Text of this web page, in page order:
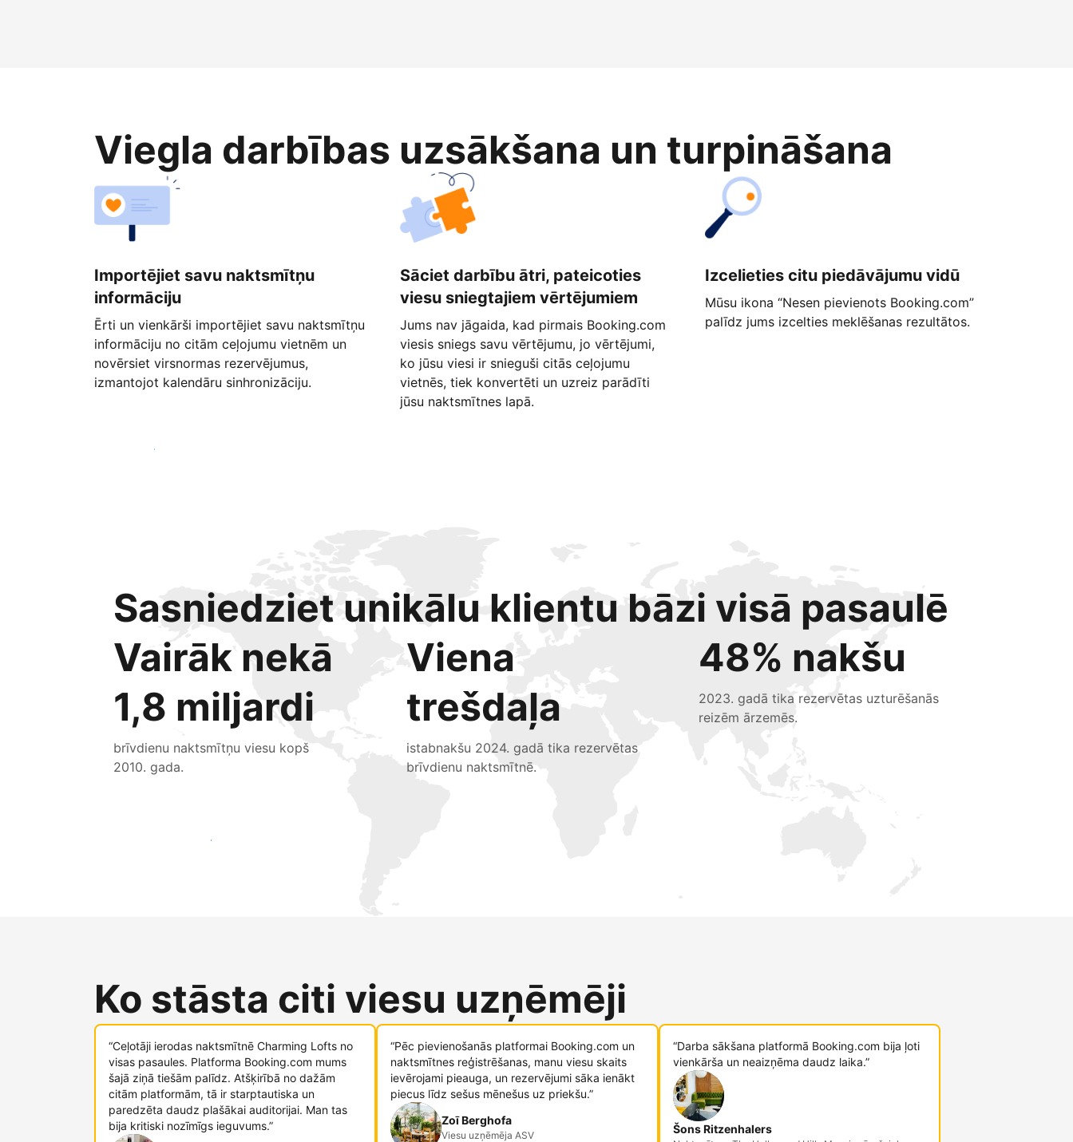
Viegla darbības uzsākšana un turpināšana
Importējiet savu naktsmītņu
informāciju
Ērti un vienkārši importējiet savu naktsmītņu
informāciju no citām ceļojumu vietnēm un
novērsiet virsnormas rezervējumus,
izmantojot kalendāru sinhronizāciju.
Sāciet darbību ātri, pateicoties
viesu sniegtajiem vērtējumiem
Jums nav jāgaida, kad pirmais Booking.com
viesis sniegs savu vērtējumu, jo vērtējumi,
ko jūsu viesi ir snieguši citās ceļojumu
vietnēs, tiek konvertēti un uzreiz parādīti
jūsu naktsmītnes lapā.
Izcelieties citu piedāvājumu vidū
Mūsu ikona “Nesen pievienots Booking.com”
palīdz jums izcelties meklēšanas rezultātos.
Sākt jau šodien
Sasniedziet unikālu klientu bāzi visā pasaulē
Vairāk nekā
1,8 miljardi
brīvdienu naktsmītņu viesu kopš
2010. gada.
Viena
trešdaļa
istabnakšu 2024. gadā tika rezervētas
brīvdienu naktsmītnē.
48% nakšu
2023. gadā tika rezervētas uzturēšanās
reizēm ārzemēs.
Sasniegt jaunus viesus jau šodien
Ko stāsta citi viesu uzņēmēji
“Ceļotāji ierodas naktsmītnē Charming Lofts no
visas pasaules. Platforma Booking.com mums
šajā ziņā tiešām palīdz. Atšķirībā no dažām
citām platformām, tā ir starptautiska un
paredzēta daudz plašākai auditorijai. Man tas
bija kritiski nozīmīgs ieguvums.”
“Pēc pievienošanās platformai Booking.com un
naktsmītnes reģistrēšanas, manu viesu skaits
ievērojami pieauga, un rezervējumi sāka ienākt
piecus līdz sešus mēnešus uz priekšu.”
Zoī Berghofa
Viesu uzņēmēja ASV
“Darba sākšana platformā Booking.com bija ļoti
vienkārša un neaizņēma daudz laika.”
Šons Ritzenhalers